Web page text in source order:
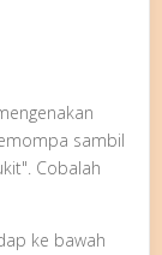
sambil
Cobalah
ke bawah